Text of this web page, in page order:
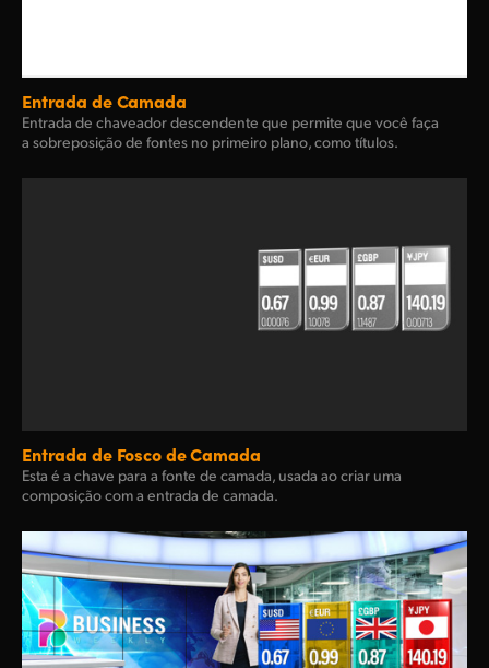
Entrada de Camada
Entrada de chaveador descendente que permite que você faça
a sobreposição de fontes no primeiro plano, como títulos.
Entrada de Fosco de Camada
Esta é a chave para a fonte de camada, usada ao criar uma
composição com a entrada de camada.